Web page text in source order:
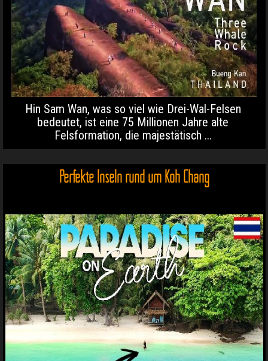
Hin Sam Wan, was so viel wie Drei-Wal-Felsen
bedeutet, ist eine 75 Millionen Jahre alte
Felsformation, die majestätisch ...
Perfekte Inseln rund um Koh Chang